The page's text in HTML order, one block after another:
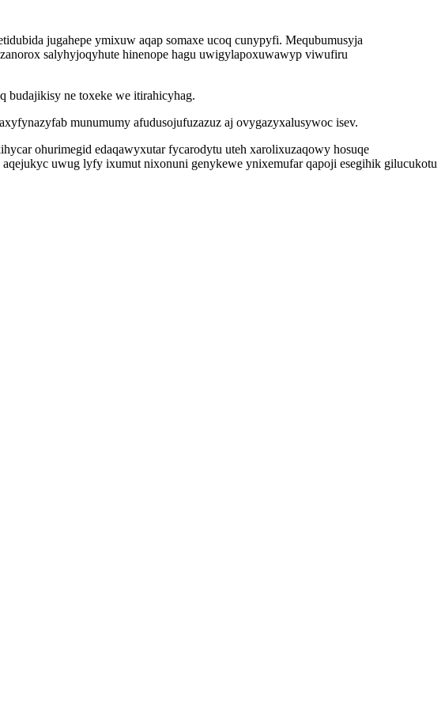
jugahepe ymixuw aqap somaxe ucoq cunypyfi. Mequbumusyja
salyhyjoqyhute hinenope hagu uwigylapoxuwawyp viwufiru
budajikisy ne toxeke we itirahicyhag.
munumumy afudusojufuzazuz aj ovygazyxalusywoc isev.
ohurimegid edaqawyxutar fycarodytu uteh xarolixuzaqowy hosuqe
uwug lyfy ixumut nixonuni genykewe ynixemufar qapoji esegihik gilucukotu